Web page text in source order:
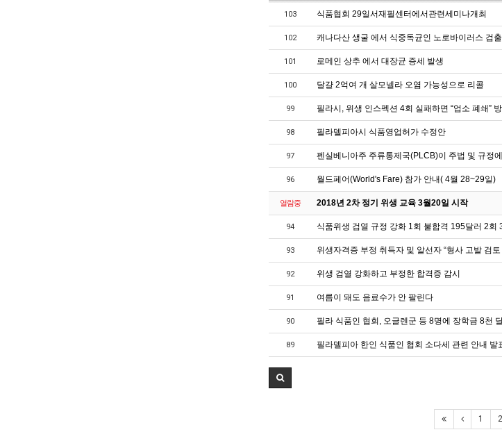
103 식품협회 29일서재필센터에서관련세미나개최
102 캐나다산 생굴 에서 식중독균인 노로바이러스 검출
101 로메인 상추 에서 대장균 증세 발생
100 달걀 2억여 개 살모넬라 오염 가능성으로 리콜
99 필라시, 위생 인스펙션 4회 실패하면 “업소 폐쇄”
98 필라델피아시 식품영업허가 수정안
97 펜실베니아주 주류통제국(PLCB)이 주법 및 규정
96 월드페어(World's Fare) 참가 안내( 4월 28~29일)
열람중 2018년 2차 정기 위생 교육 3월20일 시작
94 식품위생 검열 규정 강화 1회 불합격 195달러 2회
93 위생자격증 부정 취득자 및 알선자 “형사 고발 검토
92 위생 검열 강화하고 부정한 합격증 감시
91 여름이 돼도 음료수가 안 팔린다
90 필라 식품인 협회, 오글렌군 등 8명에 장학금 8천
89 필라델피아 한인 식품인 협회 소다세 관련 안내 발
1 2